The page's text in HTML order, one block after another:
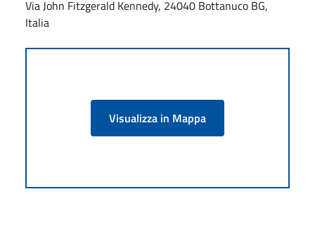
Via John Fitzgerald Kennedy, 24040 Bottanuco BG,
Italia
Visualizza in Mappa